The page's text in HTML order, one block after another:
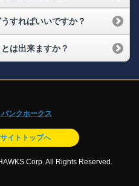
すればいいですか？
は出来ますか？
イトトップへ
Corp. All Rights Reserved.